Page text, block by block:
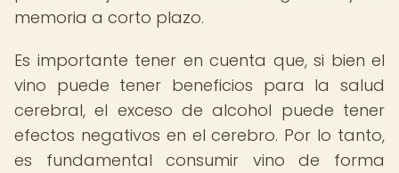
memoria a corto plazo.
Es importante tener en cuenta que, si bien el
vino puede tener beneficios para la salud
cerebral, el exceso de alcohol puede tener
efectos negativos en el cerebro. Por lo tanto,
es fundamental consumir vino de forma